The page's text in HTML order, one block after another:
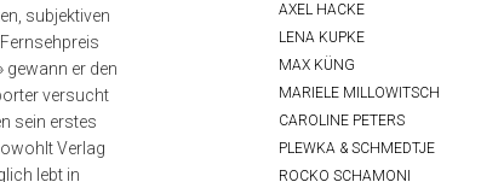
AXEL HACKE
LENA KUPKE
MAX KÜNG
MARIELE MILLOWITSCH
CAROLINE PETERS
PLEWKA & SCHMEDTJE
ROCKO SCHAMONI
subjektiven
gewann er den
versucht
sein erstes
Verlag
lebt in